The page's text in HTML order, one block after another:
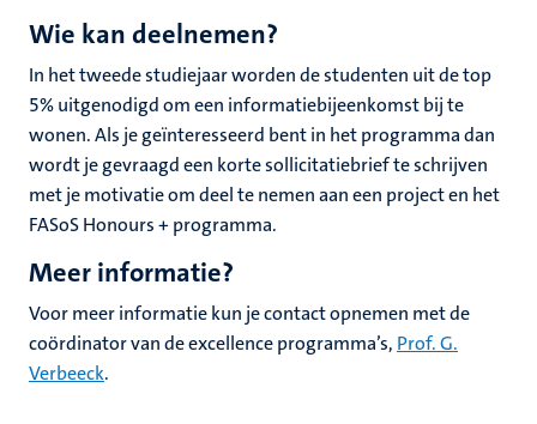
Wie kan deelnemen?
In het tweede studiejaar worden de studenten uit de top
5% uitgenodigd om een informatiebijeenkomst bij te
wonen. Als je geïnteresseerd bent in het programma dan
wordt je gevraagd een korte sollicitatiebrief te schrijven
met je motivatie om deel te nemen aan een project en het
FASoS Honours + programma.
Meer informatie?
Voor meer informatie kun je contact opnemen met de
coördinator van de excellence programma’s, Prof. G.
Verbeeck.